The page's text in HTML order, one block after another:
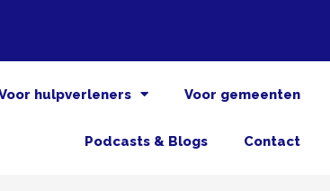
hulpverleners Voor gemeenten
Podcasts & Blogs Contact